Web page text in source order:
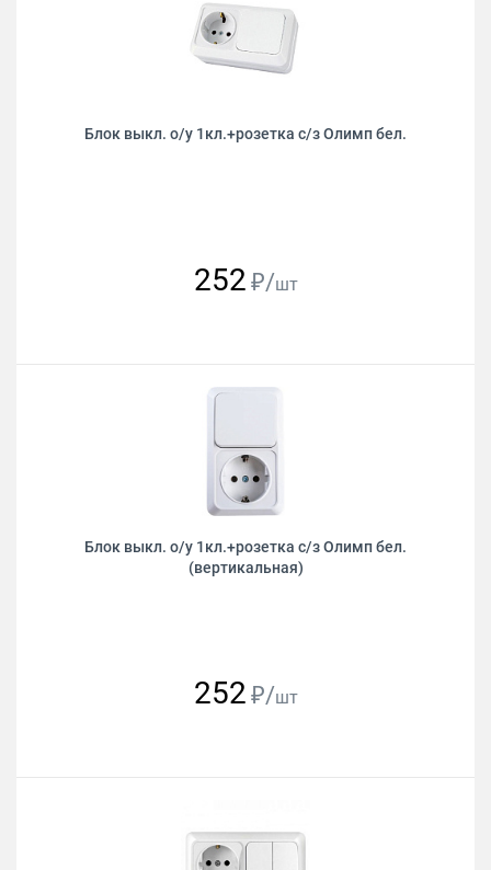
Блок выкл. о/у 1кл.+розетка с/з Олимп бел.
252 ₽/шт
Блок выкл. о/у 1кл.+розетка с/з Олимп бел.
(вертикальная)
252 ₽/шт